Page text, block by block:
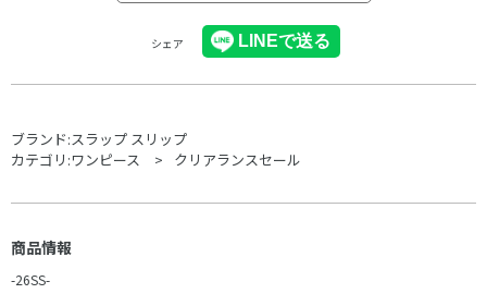
シェア
ブランド:スラップ スリップ
カテゴリ:ワンピース クリアランスセール
商品情報
-26SS-